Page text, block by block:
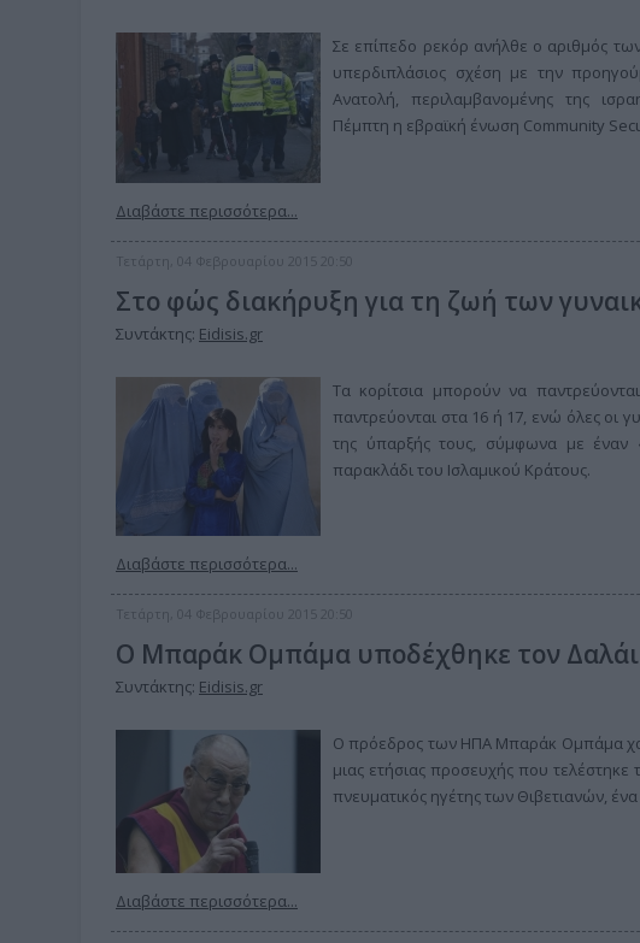
Σε επίπεδο ρεκόρ ανήλθε ο αριθμός
υπερδιπλάσιος σχέση με την
Ανατολή, περιλαμβανομένης της
Πέμπτη η εβραϊκή ένωση Community
Διαβάστε περισσότερα...
Τετάρτη, 04 Φεβρουαρίου 2015 20:50
Στο φώς διακήρυξη για τη ζωή των
Συντάκτης: Eidisis.gr
Τα κορίτσια μπορούν να
παντρεύονται στα 16 ή 17, ενώ όλες οι
της ύπαρξής τους, σύμφωνα με έναν
παρακλάδι του Ισλαμικού Κράτους.
Διαβάστε περισσότερα...
Τετάρτη, 04 Φεβρουαρίου 2015 20:50
Ο Μπαράκ Ομπάμα υποδέχθηκε τον
Συντάκτης: Eidisis.gr
O πρόεδρος των ΗΠΑ Μπαράκ Ομπάμα
μιας ετήσιας προσευχής που
πνευματικός ηγέτης των Θιβετιανών,
Διαβάστε περισσότερα...